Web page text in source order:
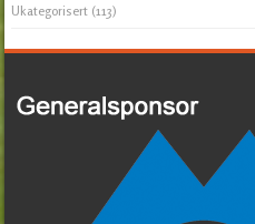
Ukategorisert (113)